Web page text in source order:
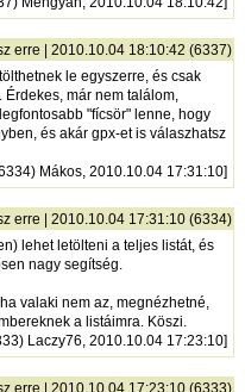
erre | 2010.10.04 18:10:42 (6337)
le egyszerre, és csak
már nem találom,
"fícsör" lenne, hogy
és akár gpx-et is válaszhatsz
Mákos, 2010.10.04 17:31:10]
erre | 2010.10.04 17:31:10 (6334)
lehet letölteni a teljes listát, és
nagy segítség.
valaki nem az, megnézhetné,
a listáimra. Köszi.
Laczy76, 2010.10.04 17:23:10]
erre | 2010.10.04 17:23:10 (6333)